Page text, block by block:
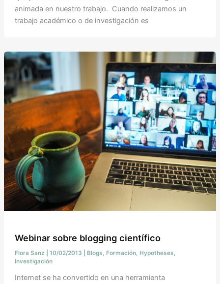
animada en nuestro trabajo. Cuando realizamos un
trabajo académico o de investigación es
Webinar sobre blogging científico
Flora Sanz 10/02/2013 Blogs, Formación, Hypotheses,
Investigación
Internet se ha convertido en una herramienta